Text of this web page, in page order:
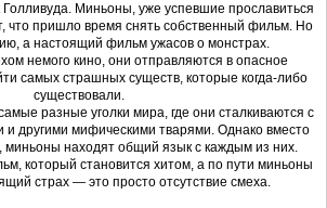
Голливуда. Миньоны, уже успевшие прославиться
что пришло время снять собственный фильм. Но
а настоящий фильм ужасов о монстрах.
немого кино, они отправляются в опасное
самых страшных существ, которые когда-либо
существовали.
разные уголки мира, где они сталкиваются с
и другими мифическими тварями. Однако вместо
миньоны находят общий язык с каждым из них.
который становится хитом, а по пути миньоны
страх — это просто отсутствие смеха.